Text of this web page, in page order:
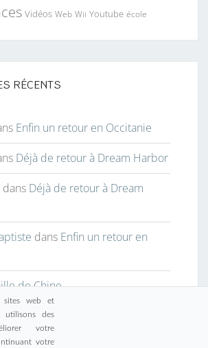
Vidéos Web Wii Youtube école
RÉCENTS
Enfin un retour en Occitanie
Déjà de retour à Dream Harbor
dans Déjà de retour à Dream
dans Enfin un retour en
de Chine
sites web et
utilisons des
votre
votre